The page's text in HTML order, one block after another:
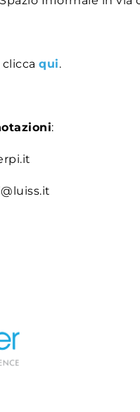
cliccaqui.
: